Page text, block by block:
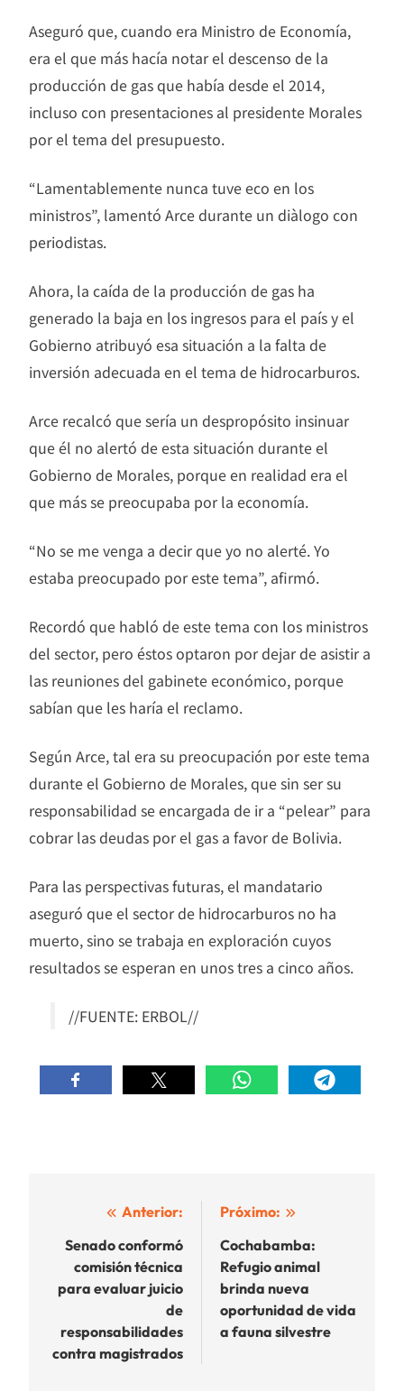
Aseguró que, cuando era Ministro de Economía,
era el que más hacía notar el descenso de la
producción de gas que había desde el 2014,
incluso con presentaciones al presidente Morales
por el tema del presupuesto.
“Lamentablemente nunca tuve eco en los
ministros”, lamentó Arce durante un diàlogo con
periodistas.
Ahora, la caída de la producción de gas ha
generado la baja en los ingresos para el país y el
Gobierno atribuyó esa situación a la falta de
inversión adecuada en el tema de hidrocarburos.
Arce recalcó que sería un despropósito insinuar
que él no alertó de esta situación durante el
Gobierno de Morales, porque en realidad era el
que más se preocupaba por la economía.
“No se me venga a decir que yo no alerté. Yo
estaba preocupado por este tema”, afirmó.
Recordó que habló de este tema con los ministros
del sector, pero éstos optaron por dejar de asistir a
las reuniones del gabinete económico, porque
sabían que les haría el reclamo.
Según Arce, tal era su preocupación por este tema
durante el Gobierno de Morales, que sin ser su
responsabilidad se encargada de ir a “pelear” para
cobrar las deudas por el gas a favor de Bolivia.
Para las perspectivas futuras, el mandatario
aseguró que el sector de hidrocarburos no ha
muerto, sino se trabaja en exploración cuyos
resultados se esperan en unos tres a cinco años.
//FUENTE: ERBOL//
Navegación
de
entradas
Anterior:
Senado conformó
comisión técnica
para evaluar juicio
de
responsabilidades
contra magistrados
Próximo:
Cochabamba:
Refugio animal
brinda nueva
oportunidad de vida
a fauna silvestre